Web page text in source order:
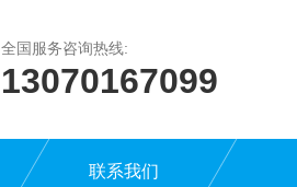
全国服务咨询热线:
13070167099
联系我们